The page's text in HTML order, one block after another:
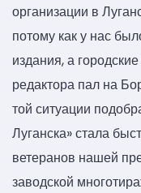
организации в
потому как у нас
издания, а
редактора пал на
той ситуации
Луганска» стала
ветеранов нашей
заводской